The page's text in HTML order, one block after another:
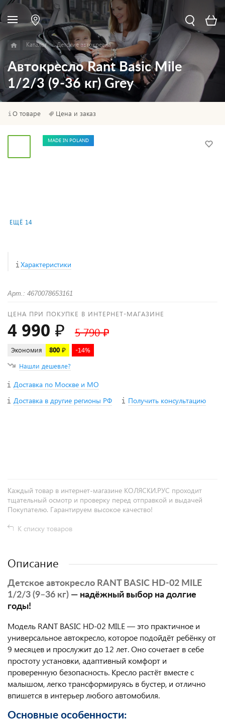
Каталог Детские автокресла
Автокресло Rant Basic Mile
1/2/3 (9-36 кг) Grey
О товаре Цена и заказ
ЕЩЁ 14
MADE IN POLAND
Характеристики
Арт.: 4670078653161
ЦЕНА ПРИ ПОКУПКЕ В ИНТЕРНЕТ-МАГАЗИНЕ
4 990 ₽ 5 790 ₽
Экономия 800 ₽
-14%
Нашли дешевле?
Доставка по Москве и МО
Доставка в другие регионы РФ
Получить консультацию
Каждый товар в интернет-магазине КОЛЯСКИ.РУС проходит
тщательный осмотр и проверку перед отправкой и выдачей
Покупателю. Гарантируем высокое качество!
К списку товаров
Описание
Детское автокресло RANT BASIC HD-02 MILE
1/2/3 (9–36 кг) — надёжный выбор на долгие
годы!
Модель RANT BASIC HD-02 MILE — это практичное и
универсальное автокресло, которое подойдёт ребёнку от
9 месяцев и прослужит до 12 лет. Оно сочетает в себе
простоту установки, адаптивный комфорт и
проверенную безопасность. Кресло растёт вместе с
малышом, легко трансформируясь в бустер, и отлично
впишется в интерьер любого автомобиля.
Основные особенности: